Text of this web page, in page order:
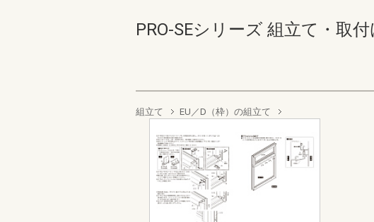
PRO-SEシリーズ 組立て・取
組立て EU／D（枠）の組立て